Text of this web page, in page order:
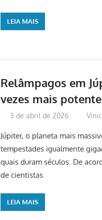
LEIA MAIS
Relâmpagos em
vezes mais
3 de abril de 2026
Júpiter, o planeta mais
tempestades igualmente
quais duram séculos. De
de cientistas
LEIA MAIS